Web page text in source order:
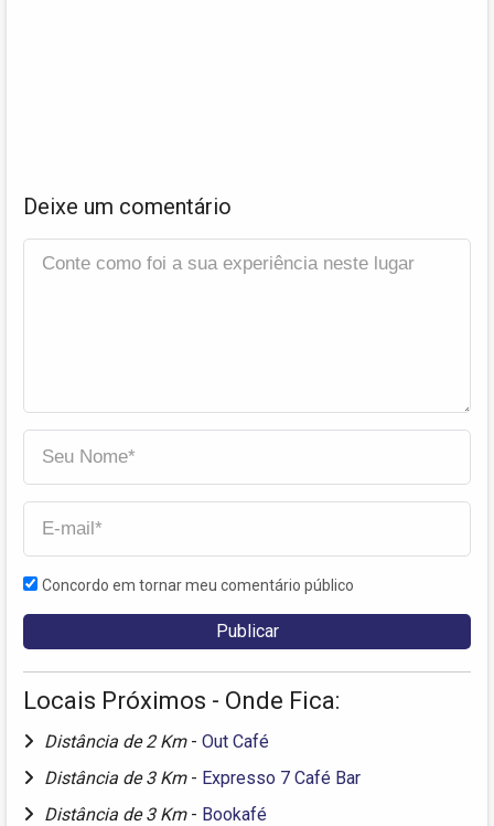
Deixe um comentário
Concordo em tornar meu comentário público
Locais Próximos - Onde Fica:
Distância de 2 Km - Out Café
Distância de 3 Km - Expresso 7 Café Bar
Distância de 3 Km - Bookafé